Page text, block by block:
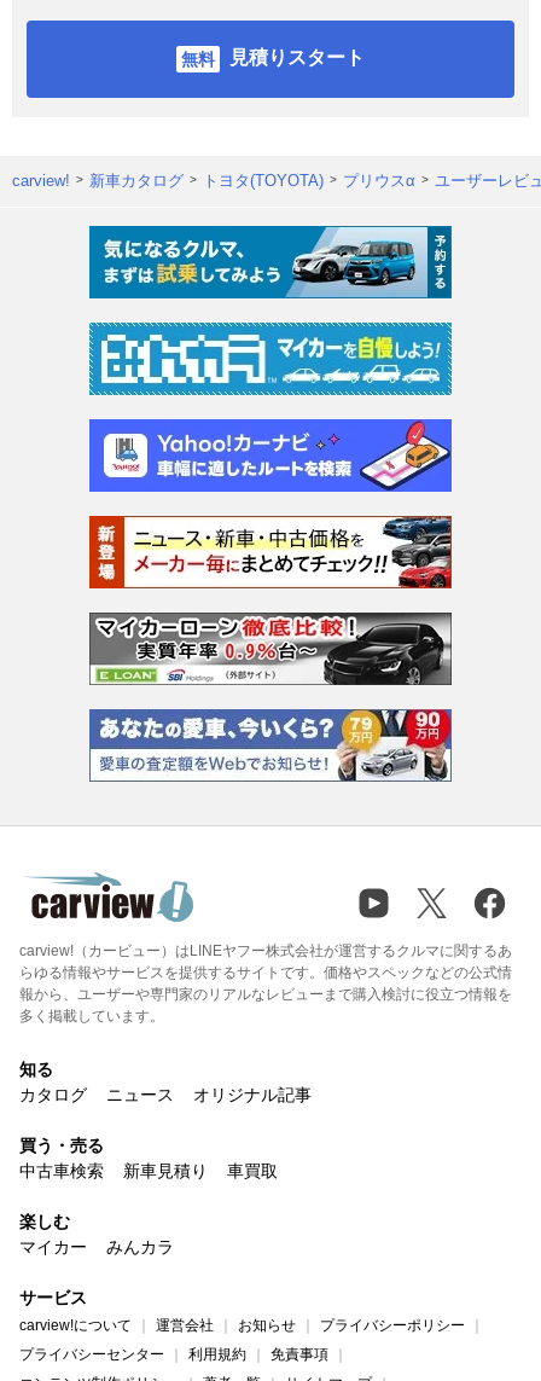
見積りスタート
carview! 新車カタログ トヨタ(TOYOTA) プリウスα ユーザーレビ
carview!（カービュー）はLINEヤフー株式会社が運営するクルマに関するあ
らゆる情報やサービスを提供するサイトです。価格やスペックなどの公式情
報から、ユーザーや専門家のリアルなレビューまで購入検討に役立つ情報を
多く掲載しています。
知る
カタログ
ニュース オリジナル記事
買う・売る
中古車検索
新車見積り 車買取
楽しむ
マイカー
みんカラ
サービス
carview!について 運営会社 お知らせ
プライバシーポリシー
プライバシーセンター
利用規約
免責事項